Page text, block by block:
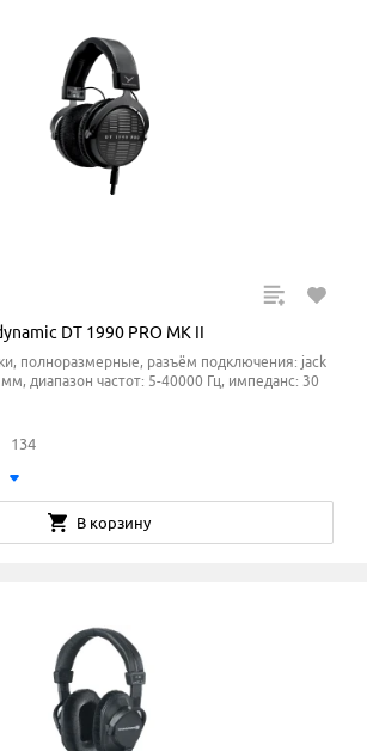
DT 1990 PRO MK II
полноразмерные, разъём подключения: jack
диапазон частот: 5-40000 Гц, импеданс: 30
134
В корзину